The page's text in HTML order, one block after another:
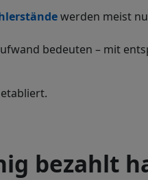
werden meist
bedeuten – mit
etabliert.
bezahlt